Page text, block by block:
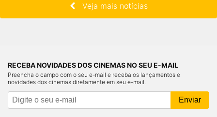
Veja mais notícias
RECEBA NOVIDADES DOS CINEMAS NO SEU E-MAIL
Preencha o campo com o seu e-mail e receba os lançamentos e
novidades dos cinemas diretamente em seu e-mail.